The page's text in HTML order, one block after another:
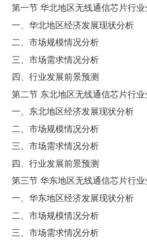
第一节 华北地区无线通信芯片行
一、华北地区经济发展现状分析
二、市场规模情况分析
三、市场需求情况分析
四、行业发展前景预测
第二节 东北地区无线通信芯片行
一、东北地区经济发展现状分析
二、市场规模情况分析
三、市场需求情况分析
四、行业发展前景预测
第三节 华东地区无线通信芯片行
一、华东地区经济发展现状分析
二、市场规模情况分析
三、市场需求情况分析